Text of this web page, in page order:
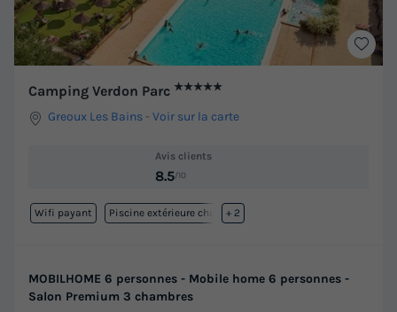
Camping Verdon Parc ★★★★★
Greoux Les Bains -Voir sur la carte
Avis clients
8.5/10
Wifi payant Piscine extérieure chauffée
+ 2
MOBILHOME 6 personnes - Mobile home 6 personnes -
Salon Premium 3 chambres